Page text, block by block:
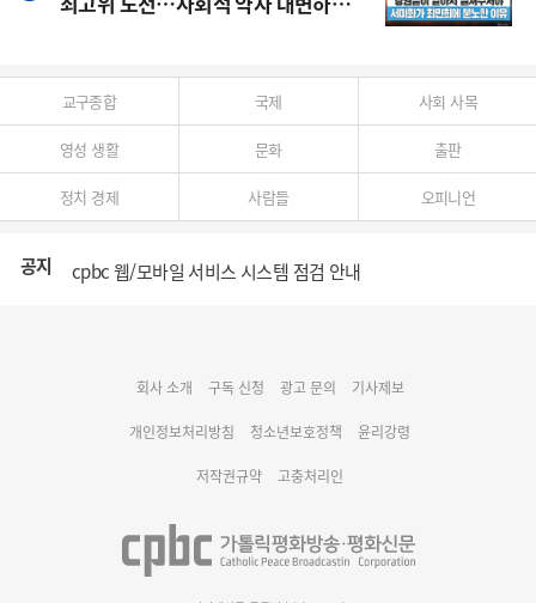
교구종합 국제 사회 사목
영성 생활 문화 출판
정치 경제 사람들 오피니언
공지 cpbc 웹/모바일 서비스 시스템 점검 안내
명동 미디어큐브 & 1898 미디어월 공모전 수상작 발표
회사 소개 구독 신청 광고 문의 기사제보
개인정보처리방침 청소년보호정책 윤리강령
저작권규약 고충처리인